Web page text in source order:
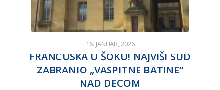
16. JANUAR, 2026
FRANCUSKA U ŠOKU! NAJVIŠI SUD
ZABRANIO „VASPITNE BATINE“
NAD DECOM